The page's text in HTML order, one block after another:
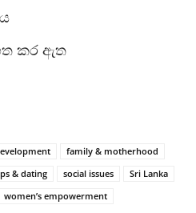
කර ඇත
family & motherhood
& dating social issues
Sri Lanka
women’s empowerment